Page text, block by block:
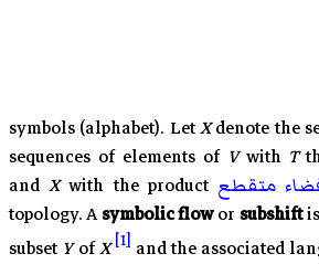
symbols (alphabet). LetXdenote the
sequences of elements of Vwith T
متقطع and
Xwith the product
topology. Asymbolic floworsubshift
subset YofX [1] and the associated